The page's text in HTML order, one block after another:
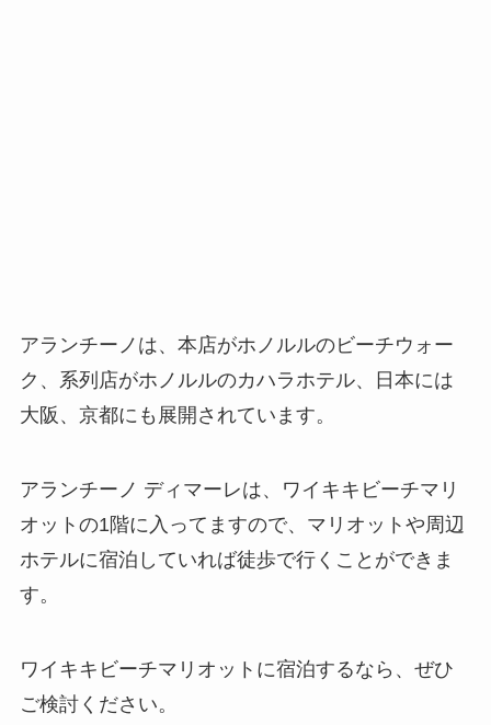
アランチーノは、本店がホノルルのビーチウォー
ク、系列店がホノルルのカハラホテル、日本には
大阪、京都にも展開されています。
アランチーノ ディマーレは、ワイキキビーチマリ
オットの1階に入ってますので、マリオットや周辺
ホテルに宿泊していれば徒歩で行くことができま
す。
ワイキキビーチマリオットに宿泊するなら、ぜひ
ご検討ください。